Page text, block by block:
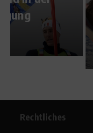
sind UV-
Rechtliches